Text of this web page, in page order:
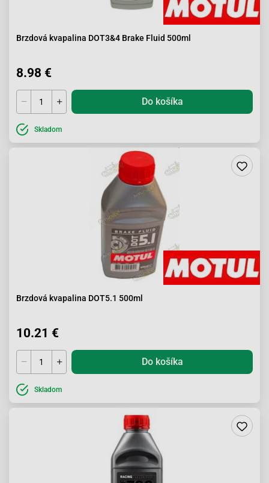
Brzdová kvapalina DOT3&4 Brake Fluid 500ml
8.98 €
Do košíka
Skladom
Brzdová kvapalina DOT5.1 500ml
10.21 €
Do košíka
Skladom